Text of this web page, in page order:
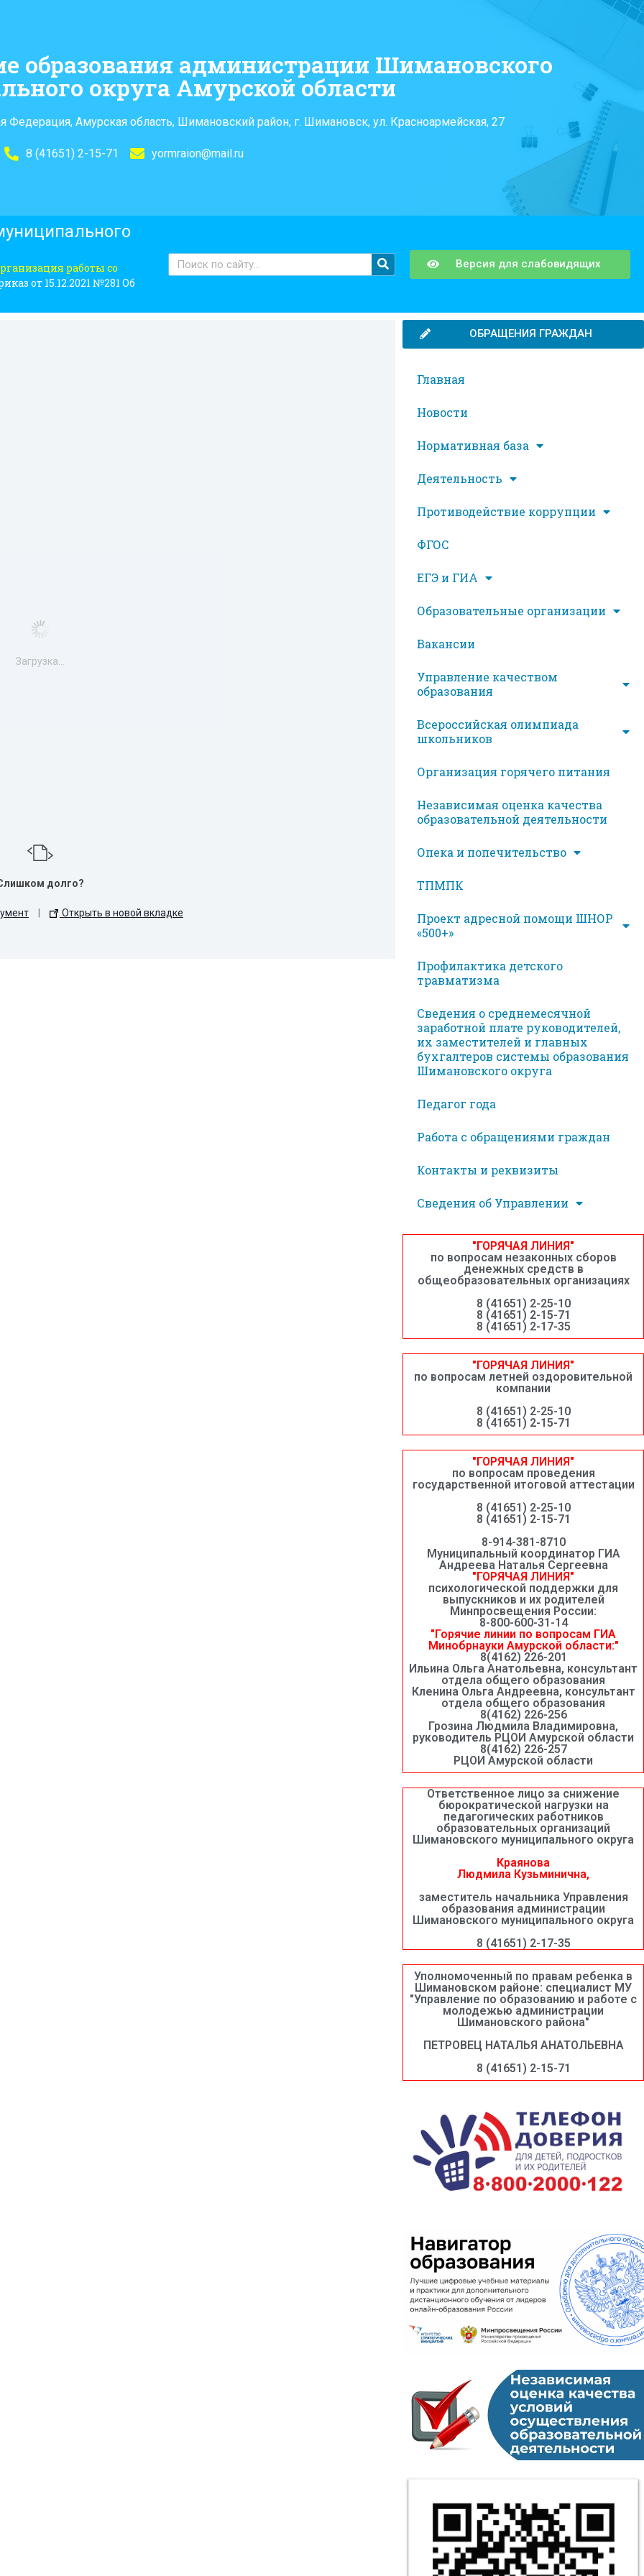
образования администрации Шимановского
округа Амурской области
Федерация, Амурская область, Шимановский район, г. Шимановск, ул. Красноармейская, 27
8 (41651) 2-15-71 yormraion@mail.ru
работы со
от 15.12.2021 №281 Об
Версия для слабовидящих
Загрузка...
долго?
Открыть в новой вкладке
ОБРАЩЕНИЯ ГРАЖДАН
Главная
Новости
Нормативная база
Деятельность
Противодействие коррупции
ФГОС
ЕГЭ и ГИА
Образовательные организации
Вакансии
Управление качеством
образования
Всероссийская олимпиада
школьников
Организация горячего питания
Независимая оценка качества
образовательной деятельности
Опека и попечительство
ТПМПК
Проект адресной помощи ШНОР
«500+»
Профилактика детского
травматизма
Сведения о среднемесячной
заработной плате руководителей,
их заместителей и главных
бухгалтеров системы образования
Шимановского округа
Педагог года
Работа с обращениями граждан
Контакты и реквизиты
Сведения об Управлении
"ГОРЯЧАЯ ЛИНИЯ"
по вопросам незаконных сборов
денежных средств в
общеобразовательных организациях
8 (41651) 2-25-10
8 (41651) 2-15-71
8 (41651) 2-17-35
"ГОРЯЧАЯ ЛИНИЯ"
по вопросам летней оздоровительной
компании
8 (41651) 2-25-10
8 (41651) 2-15-71
"ГОРЯЧАЯ ЛИНИЯ"
по вопросам проведения
государственной итоговой аттестации
8 (41651) 2-25-10
8 (41651) 2-15-71
8-914-381-8710
Муниципальный координатор ГИА
Андреева Наталья Сергеевна
"ГОРЯЧАЯ ЛИНИЯ"
психологической поддержки для
выпускников и их родителей
Минпросвещения России:
8-800-600-31-14
"Горячие линии по вопросам ГИА
Минобрнауки Амурской области:"
8(4162) 226-201
Ильина Ольга Анатольевна, консультант
отдела общего образования
Кленина Ольга Андреевна, консультант
отдела общего образования
8(4162) 226-256
Грозина Людмила Владимировна,
руководитель РЦОИ Амурской области
8(4162) 226-257
РЦОИ Амурской области
Ответственное лицо за снижение
бюрократической нагрузки на
педагогических работников
образовательных организаций
Шимановского муниципального округа
Краянова
Людмила Кузьминична,
заместитель начальника Управления
образования администрации
Шимановского муниципального округа
8 (41651) 2-17-35
Уполномоченный по правам ребенка в
Шимановском районе: специалист МУ
"Управление по образованию и работе с
молодежью администрации
Шимановского района"
ПЕТРОВЕЦ НАТАЛЬЯ АНАТОЛЬЕВНА
8 (41651) 2-15-71